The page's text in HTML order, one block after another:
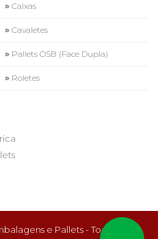
Caixas
Cavaletes
Pallets OSB (Face Dupla)
Roletes
e Pallets - Todos os